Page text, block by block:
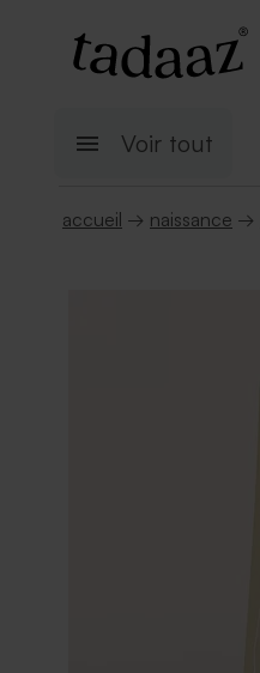
Voir tout
accueil → naissance →